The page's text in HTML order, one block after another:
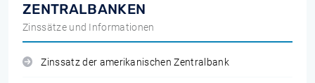
ZENTRALBANKEN
Zinssätze und Informationen
Zinssatz der amerikanischen Zentralbank